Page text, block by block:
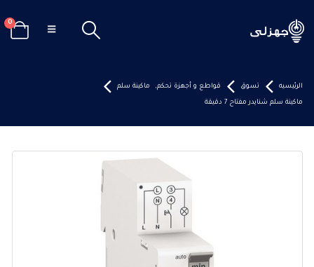
0
الرئيسيه تسوق قواطع و أجهزة تحكم, ماكينة سلم
ماكينة سلم شنايدر مفتاح 7 دقيقة